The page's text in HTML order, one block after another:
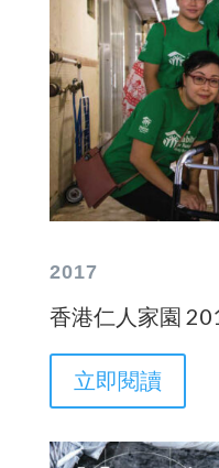
2017
香港仁人家園
立即閱讀